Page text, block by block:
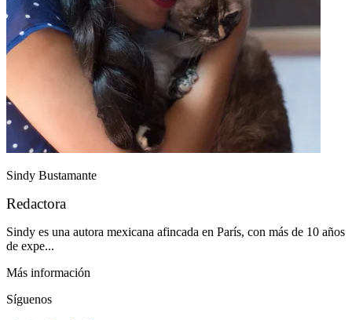
Sindy Bustamante
Redactora
Sindy es una autora mexicana afincada en París, con más de 10 años
de expe...
Más información
Síguenos